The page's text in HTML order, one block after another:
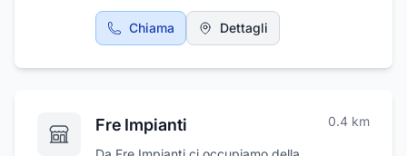
Chiama Dettagli
Fre Impianti 0.4 km